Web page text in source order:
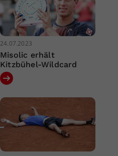
24.07.2023
Misolic erhält
Kitzbühel-Wildcard